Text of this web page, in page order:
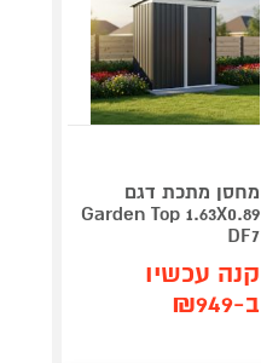
מחסן מתכת דגם
Garden Top 1.63X0.89
DF7
קנה עכשיו
ב-₪949